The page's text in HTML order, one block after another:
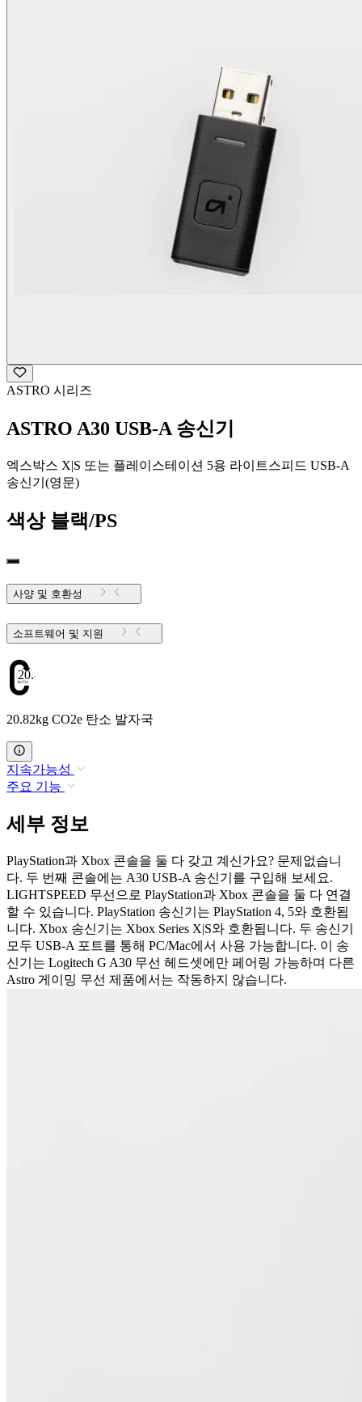
ASTRO 시리즈
ASTRO A30 USB-A 송신기
엑스박스 X|S 또는 플레이스테이션 5용 라이트스피드 USB-A
송신기(영문)
색상 블랙/PS
사양 및 호환성
소프트웨어 및 지원
20.82
20.82kg CO2e 탄소 발자국
지속가능성
주요 기능
세부 정보
PlayStation과 Xbox 콘솔을 둘 다 갖고 계신가요? 문제없습니
다. 두 번째 콘솔에는 A30 USB-A 송신기를 구입해 보세요.
LIGHTSPEED 무선으로 PlayStation과 Xbox 콘솔을 둘 다 연결
할 수 있습니다. PlayStation 송신기는 PlayStation 4, 5와 호환됩
니다. Xbox 송신기는 Xbox Series X|S와 호환됩니다. 두 송신기
모두 USB-A 포트를 통해 PC/Mac에서 사용 가능합니다. 이 송
신기는 Logitech G A30 무선 헤드셋에만 페어링 가능하며 다른
Astro 게이밍 무선 제품에서는 작동하지 않습니다.